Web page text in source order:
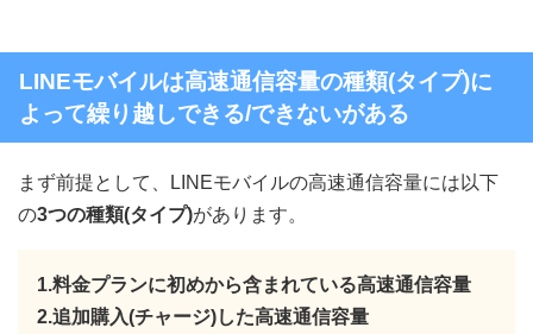
LINEモバイルは高速通信容量の種類(タイプ)に
よって繰り越しできる/できないがある
まず前提として、LINEモバイルの高速通信容量には以下
の3つの種類(タイプ)があります。
1.料金プランに初めから含まれている高速通信容量
2.追加購入(チャージ)した高速通信容量